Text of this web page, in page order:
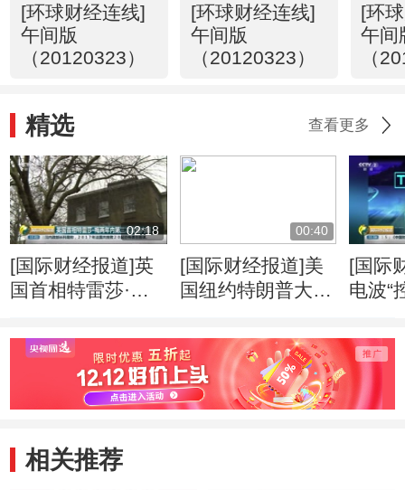
[环球财经连线]
午间版
（20120323）
[环球财经连线]
午间版
（20120323）
[环
午间
（
精选 查看更多
02:18
[国际财经报道]英
国首相特雷莎·梅
内阁
00:40
[国际财经报道]美
国纽约特朗普大厦
[国际
电波“
相关推荐